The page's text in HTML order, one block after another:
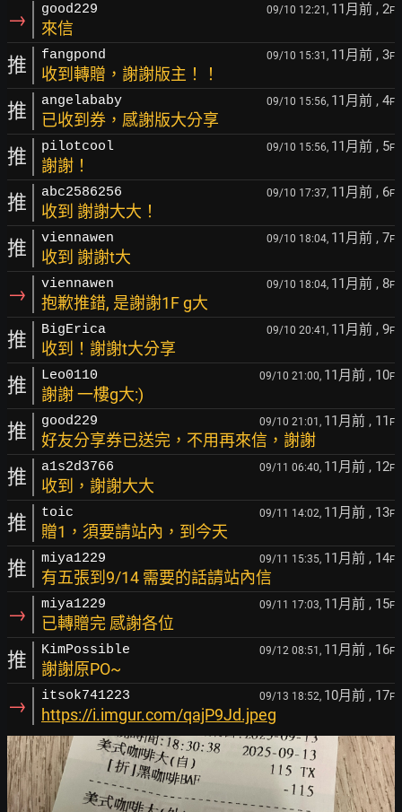
→ good229 09/10 12:21, 11月前 , 2F
來信
推 fangpond 09/10 15:31, 11月前 , 3F
收到轉贈，謝謝版主！！
推 angelababy 09/10 15:56, 11月前 , 4F
已收到券，感謝版大分享
推 pilotcool 09/10 15:56, 11月前 , 5F
謝謝！
推 abc2586256 09/10 17:37, 11月前 , 6F
收到 謝謝大大！
推 viennawen 09/10 18:04, 11月前 , 7F
收到 謝謝t大
→ viennawen 09/10 18:04, 11月前 , 8F
抱歉推錯, 是謝謝1F g大
推 BigErica 09/10 20:41, 11月前 , 9F
收到！謝謝t大分享
推 Leo0110 09/10 21:00, 11月前 , 10F
謝謝 一樓g大:)
推 good229 09/10 21:01, 11月前 , 11 F
好友分享券已送完，不用再來信，謝謝
推 a1s2d3766 09/11 06:40, 11月前 , 12F
收到，謝謝大大
推 toic 09/11 14:02, 11月前 , 13F
贈1，須要請站內，到今天
推 miya1229 09/11 15:35, 11月前 , 14F
有五張到9/14 需要的話請站內信
→ miya1229 09/11 17:03, 11月前 , 15F
已轉贈完 感謝各位
推 KimPossible 09/12 08:51, 11月前 , 16F
謝謝原PO~
→ itsok741223 09/13 18:52, 10月前 , 17F
https://i.imgur.com/qajP9Jd.jpeg